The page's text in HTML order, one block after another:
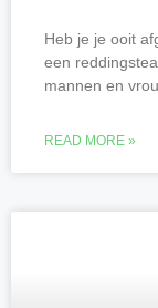
Heb je je ooit
een
mannen en
READ MORE »